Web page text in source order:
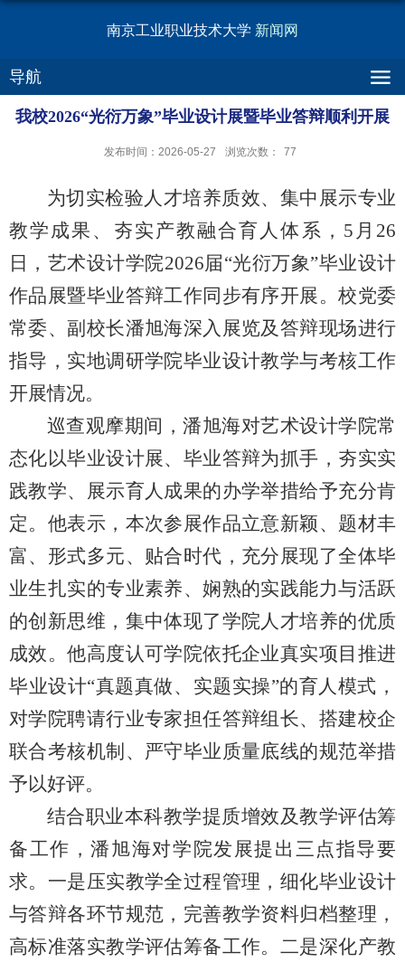
南京工业职业技术大学 新闻网
导航
我校2026“光衍万象”毕业设计展暨毕业答辩顺利开展
发布时间：2026-05-27 浏览次数： 77
为切实检验人才培养质效、集中展示专业
教学成果、夯实产教融合育人体系，5月26
日，艺术设计学院2026届“光衍万象”毕业设计
作品展暨毕业答辩工作同步有序开展。校党委
常委、副校长潘旭海深入展览及答辩现场进行
指导，实地调研学院毕业设计教学与考核工作
开展情况。
巡查观摩期间，潘旭海对艺术设计学院常
态化以毕业设计展、毕业答辩为抓手，夯实实
践教学、展示育人成果的办学举措给予充分肯
定。他表示，本次参展作品立意新颖、题材丰
富、形式多元、贴合时代，充分展现了全体毕
业生扎实的专业素养、娴熟的实践能力与活跃
的创新思维，集中体现了学院人才培养的优质
成效。他高度认可学院依托企业真实项目推进
毕业设计“真题真做、实题实操”的育人模式，
对学院聘请行业专家担任答辩组长、搭建校企
联合考核机制、严守毕业质量底线的规范举措
予以好评。
结合职业本科教学提质增效及教学评估筹
备工作，潘旭海对学院发展提出三点指导要
求。一是压实教学全过程管理，细化毕业设计
与答辩各环节规范，完善教学资料归档整理，
高标准落实教学评估筹备工作。二是深化产教